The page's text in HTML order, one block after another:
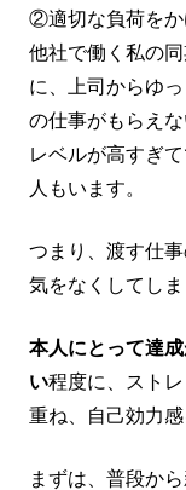
②適切な負荷をか
他社で働く私の
に、上司からゆ
の仕事がもらえ
レベルが高すぎ
人もいます。
つまり、渡す仕
気をなくしてしま
本人にとって達
い程度に、スト
重ね、自己効力
まずは、普段か